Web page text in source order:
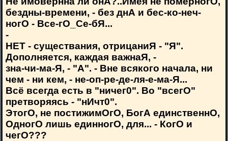
бездны-времени, - без днА и бес-ко-неч-
ногО - Все-гО_Се-бЯ...
-
НЕТ - существания, отрицаниЯ - "Я".
Дополняется, каждая важнаЯ, -
зна-чи-ма-Я, - "А". - Вне всякого начала, ни
чем - ни кем, - не-оп-ре-де-ля-е-ма-Я...
Всё всегда есть в "ничег0". Во "всегО"
претворяясь - "нИчт0".
ЭтогО, не постижимОгО, БогА единственнО,
ОдногО лишь единногО, для... - КогО и
чегО???